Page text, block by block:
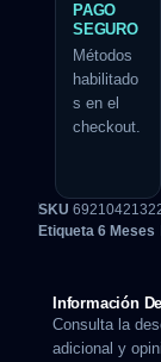
PAGO
SEGURO
Métodos
habilitado
s en el
checkout.
SKU
Etiqueta 6 Meses
Información
Consulta la
adicional y